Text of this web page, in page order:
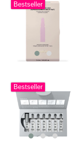
Bestseller
Bestseller